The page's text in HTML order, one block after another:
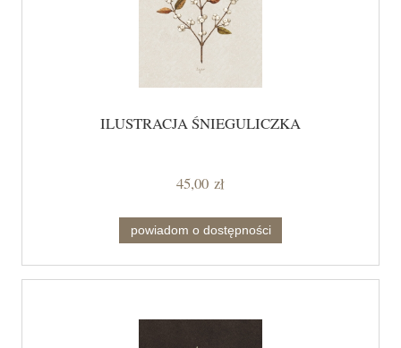
ILUSTRACJA ŚNIEGULICZKA
45,00 zł
powiadom o dostępności